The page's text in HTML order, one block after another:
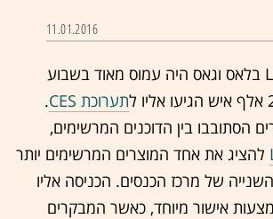
11.01.2016
מרכז הכנסים LLVC בלאס וגאס היה עמוס מאוד בשבוע
תערוכת CES
.
הסתובבו בין הדוכנים המרשימים,
להציג את אחד המוצרים המרשימים יותר
של מרכז הכנסים. הכניסה אליו
אישור מיוחד, כאשר המבקרים